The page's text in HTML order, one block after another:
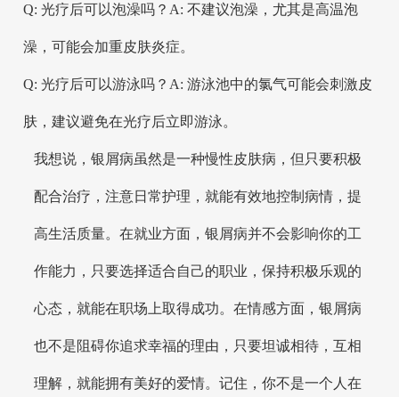
Q: 光疗后可以泡澡吗？A: 不建议泡澡，尤其是高温泡
澡，可能会加重皮肤炎症。
Q: 光疗后可以游泳吗？A: 游泳池中的氯气可能会刺激皮
肤，建议避免在光疗后立即游泳。
我想说，银屑病虽然是一种慢性皮肤病，但只要积极
配合治疗，注意日常护理，就能有效地控制病情，提
高生活质量。在就业方面，银屑病并不会影响你的工
作能力，只要选择适合自己的职业，保持积极乐观的
心态，就能在职场上取得成功。在情感方面，银屑病
也不是阻碍你追求幸福的理由，只要坦诚相待，互相
理解，就能拥有美好的爱情。记住，你不是一个人在